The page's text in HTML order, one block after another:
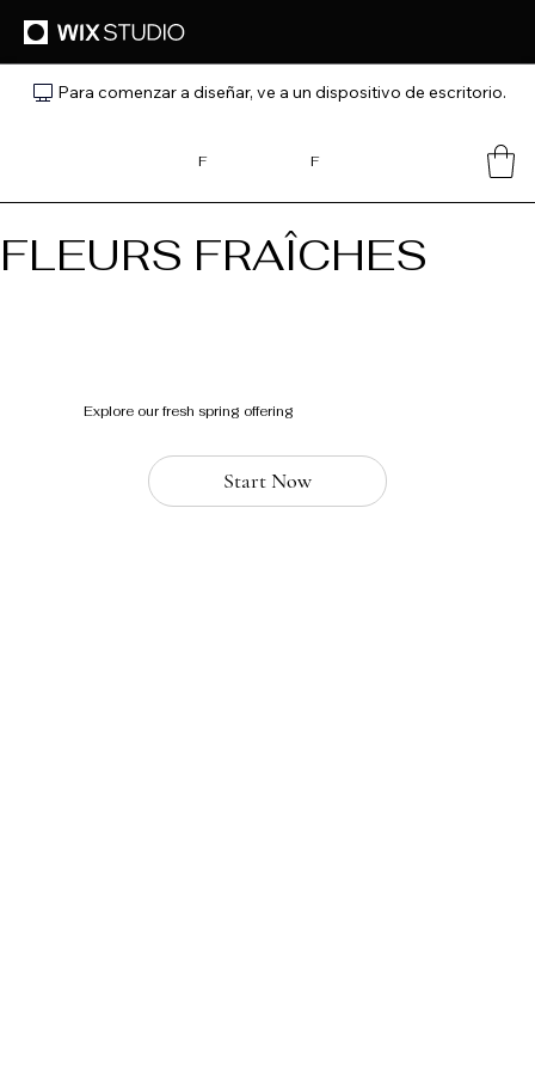
Para comenzar a diseñar, ve a un dispositivo de escritorio.